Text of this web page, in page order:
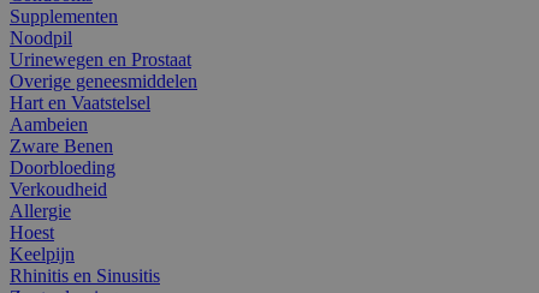
Supplementen
Noodpil
Urinewegen en Prostaat
Overige geneesmiddelen
Hart en Vaatstelsel
Aambeien
Zware Benen
Doorbloeding
Verkoudheid
Allergie
Hoest
Keelpijn
Rhinitis en Sinusitis